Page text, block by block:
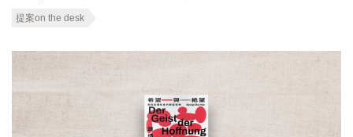
提案on the desk